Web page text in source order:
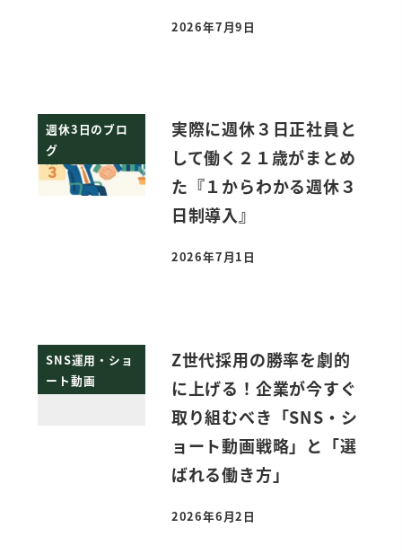
投稿日
2026年7月9日
週休3日のブロ
グ
実際に週休３日正社員と
して働く２１歳がまとめ
た『１からわかる週休３
日制導入』
投稿日
2026年7月1日
SNS運用・ショ
ート動画
Z世代採用の勝率を劇的
に上げる！企業が今すぐ
取り組むべき「SNS・シ
ョート動画戦略」と「選
ばれる働き方」
投稿日
2026年6月2日